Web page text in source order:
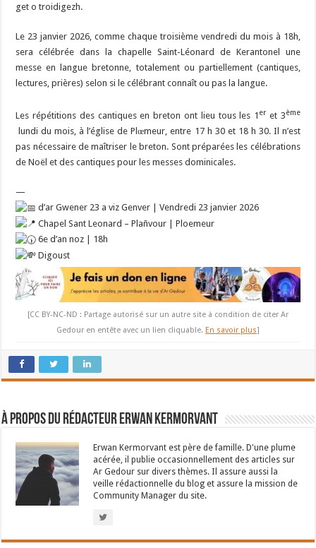
get o troidigezh.
Le 23 janvier 2026, comme chaque troisième vendredi du mois à 18h,
sera célébrée dans la chapelle Saint-Léonard de Kerantonel une
messe en langue bretonne, totalement ou partiellement (cantiques,
lectures, prières) selon si le célébrant connaît ou pas la langue.
Les répétitions des cantiques en breton ont lieu tous les 1 er et 3ème
lundi du mois, à l’église de Plœmeur, entre 17 h 30 et 18 h 30. Il n’est
pas nécessaire de maîtriser le breton. Sont préparées les célébrations
de Noël et des cantiques pour les messes dominicales.
—
d’ar Gwener 23 a viz Genver | Vendredi 23 janvier 2026
Chapel Sant Leonard – Plañvour | Ploemeur
6e d’an noz | 18h
Digoust
[CC BY-NC-ND : Partage autorisé sur un autre site à condition de citer Ar
Gedour en entête avec un lien cliquable. En savoir plus]
À propos du rédacteur Erwan Kermorvant
Erwan Kermorvant est père de famille. D'une plume
acérée, il publie occasionnellement des articles sur
Ar Gedour sur divers thèmes. Il assure aussi la
veille rédactionnelle du blog et assure la mission de
Community Manager du site.